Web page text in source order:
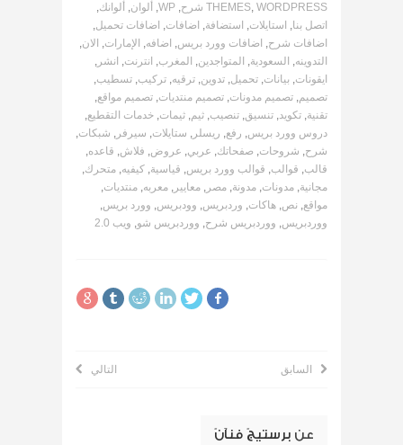
THEMES, WORDPRESS شرح ,
WP
, ألوان, ألوانك,
اتصل بنا, استايلات, استضافة, اضافات, اضافات تحميل,
اضافات شرح, اضافات وورد بريس, اضافه, الإمارات, الان,
التدوينه, السعودية, المتواجدين, المغرب, انترنت, انشر ,
ايقونات, بيانات, تحميل, تدوين, ترقيه, تركيب, تسطيب,
تصميم, تصميم مدونات, تصميم منتديات, تصميم مواقع,
تقنية, تكويد, تنسيق, تنصيب, ثيم, ثيمات, خدمات التقطيع,
دروس وورد بريس, رفع, ريسلر , ستايلات, سيرفر , شبكات,
شرح, شروحات, صفحاتك, عربي, عروض, فلاش, قاعده,
قالب, قوالب, قوالب وورد بريس, قياسية, كيفيه, متحرك,
مجانية, مدونات, مدونة, مصر , معايير , معربه, منتديات,
مواقع, نص, هاكات, وردبريس, وودبريس, وورد بريس,
ووردبريس, ووردبريس شرح, ووردبريس شو, ويب 2.0
السابق التالي
عن برستيجً فنآنً